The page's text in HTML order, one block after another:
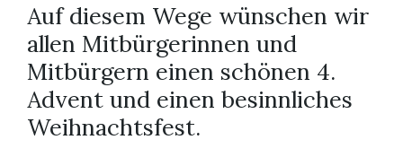
Auf diesem Wege wünschen wir
allen Mitbürgerinnen und
Mitbürgern einen schönen 4.
Advent und einen besinnliches
Weihnachtsfest.